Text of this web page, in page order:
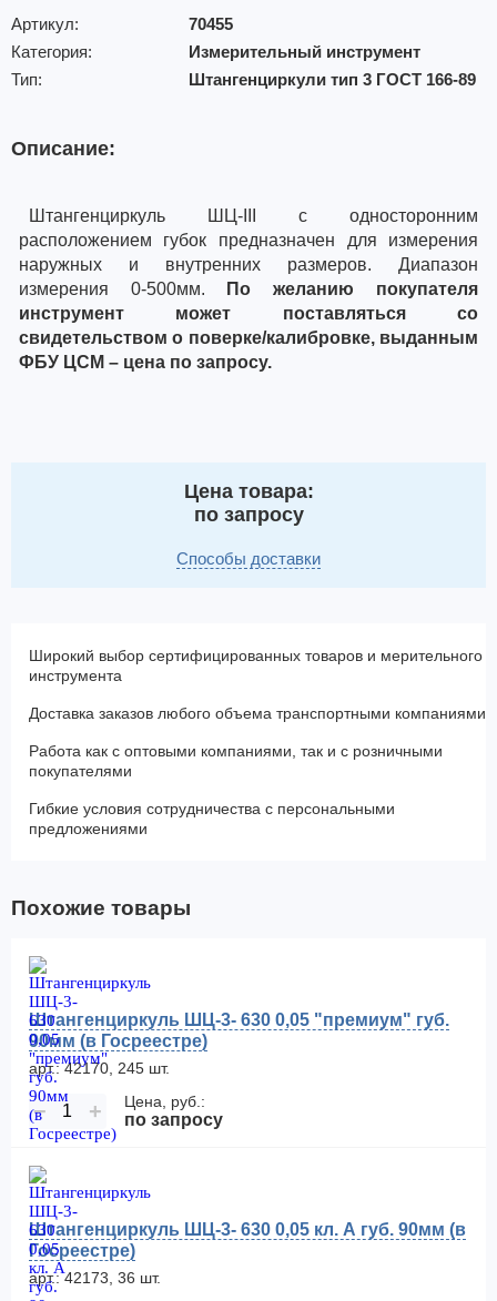
Артикул:
70455
Категория:
Измерительный инструмент
Тип:
Штангенциркули тип 3 ГОСТ 166-89
Описание:
Штангенциркуль ШЦ-III с односторонним
расположением губок предназначен для измерения
наружных и внутренних размеров. Диапазон
измерения 0-500мм.
По желанию покупателя
инструмент может поставляться со
свидетельством о поверке/калибровке, выданным
ФБУ ЦСМ – цена по запросу.
Цена товара:
по запросу
Способы доставки
Широкий выбор сертифицированных товаров и мерительного
инструмента
Доставка заказов любого объема транспортными компаниями
Работа как с оптовыми компаниями, так и с розничными
покупателями
Гибкие условия сотрудничества с персональными
предложениями
Похожие товары
Штангенциркуль ШЦ-3- 630 0,05 "премиум" губ.
90мм (в Госреестре)
арт.: 42170, 245 шт.
− + Цена, руб.:
по запросу
Штангенциркуль ШЦ-3- 630 0,05 кл. А губ. 90мм (в
Госреестре)
арт.: 42173, 36 шт.